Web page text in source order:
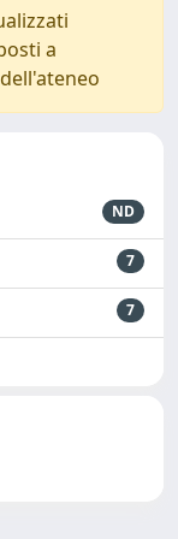
a
ND
7
7